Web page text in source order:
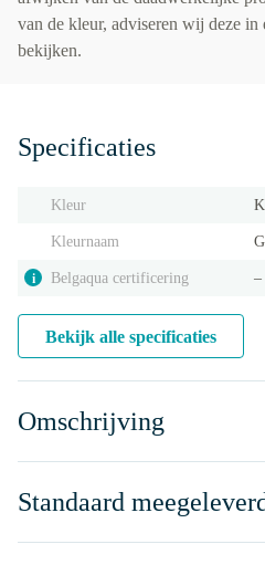
van de kleur, adviseren wij deze in
bekijken.
Specificaties
Kleur
Kleurnaam
i Belgaqua certificering ‒
Bekijk alle specificaties
Omschrijving
Standaard